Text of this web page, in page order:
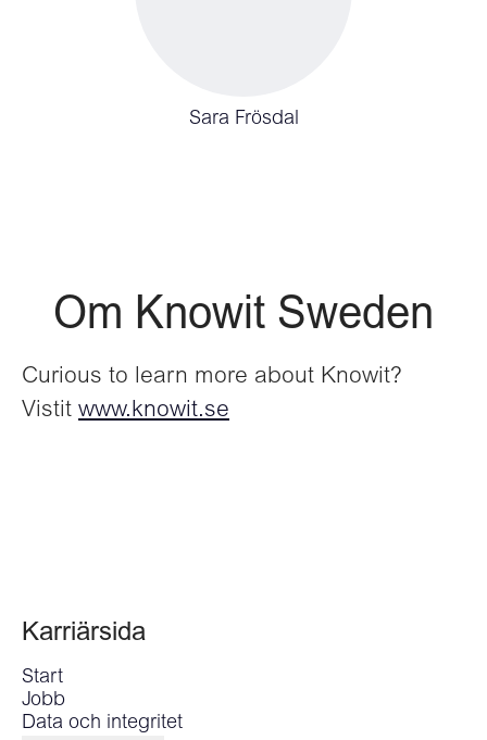
Sara Frösdal
Om Knowit Sweden
Curious to learn more about Knowit?
Vistit www.knowit.se
Karriärsida
Start
Jobb
Data och integritet